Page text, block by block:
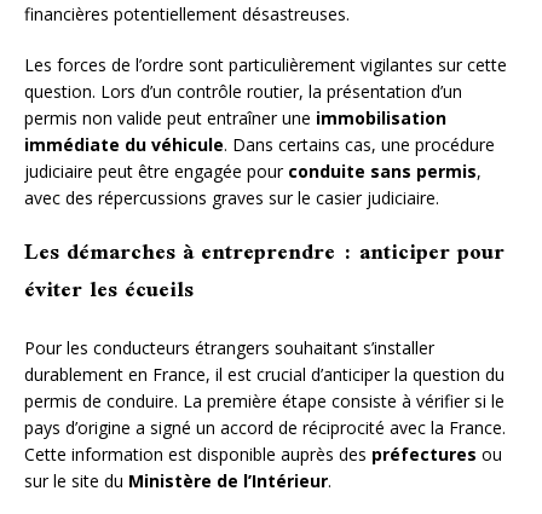
financières potentiellement désastreuses.
Les forces de l’ordre sont particulièrement vigilantes sur cette
question. Lors d’un contrôle routier, la présentation d’un
permis non valide peut entraîner une immobilisation
immédiate du véhicule. Dans certains cas, une procédure
judiciaire peut être engagée pour conduite sans permis,
avec des répercussions graves sur le casier judiciaire.
Les démarches à entreprendre : anticiper pour
éviter les écueils
Pour les conducteurs étrangers souhaitant s’installer
durablement en France, il est crucial d’anticiper la question du
permis de conduire. La première étape consiste à vérifier si le
pays d’origine a signé un accord de réciprocité avec la France.
Cette information est disponible auprès des préfectures ou
sur le site du Ministère de l’Intérieur.